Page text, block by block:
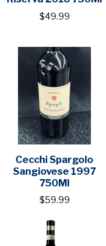
$49.99
Cecchi Spargolo
Sangiovese 1997
750Ml
$59.99